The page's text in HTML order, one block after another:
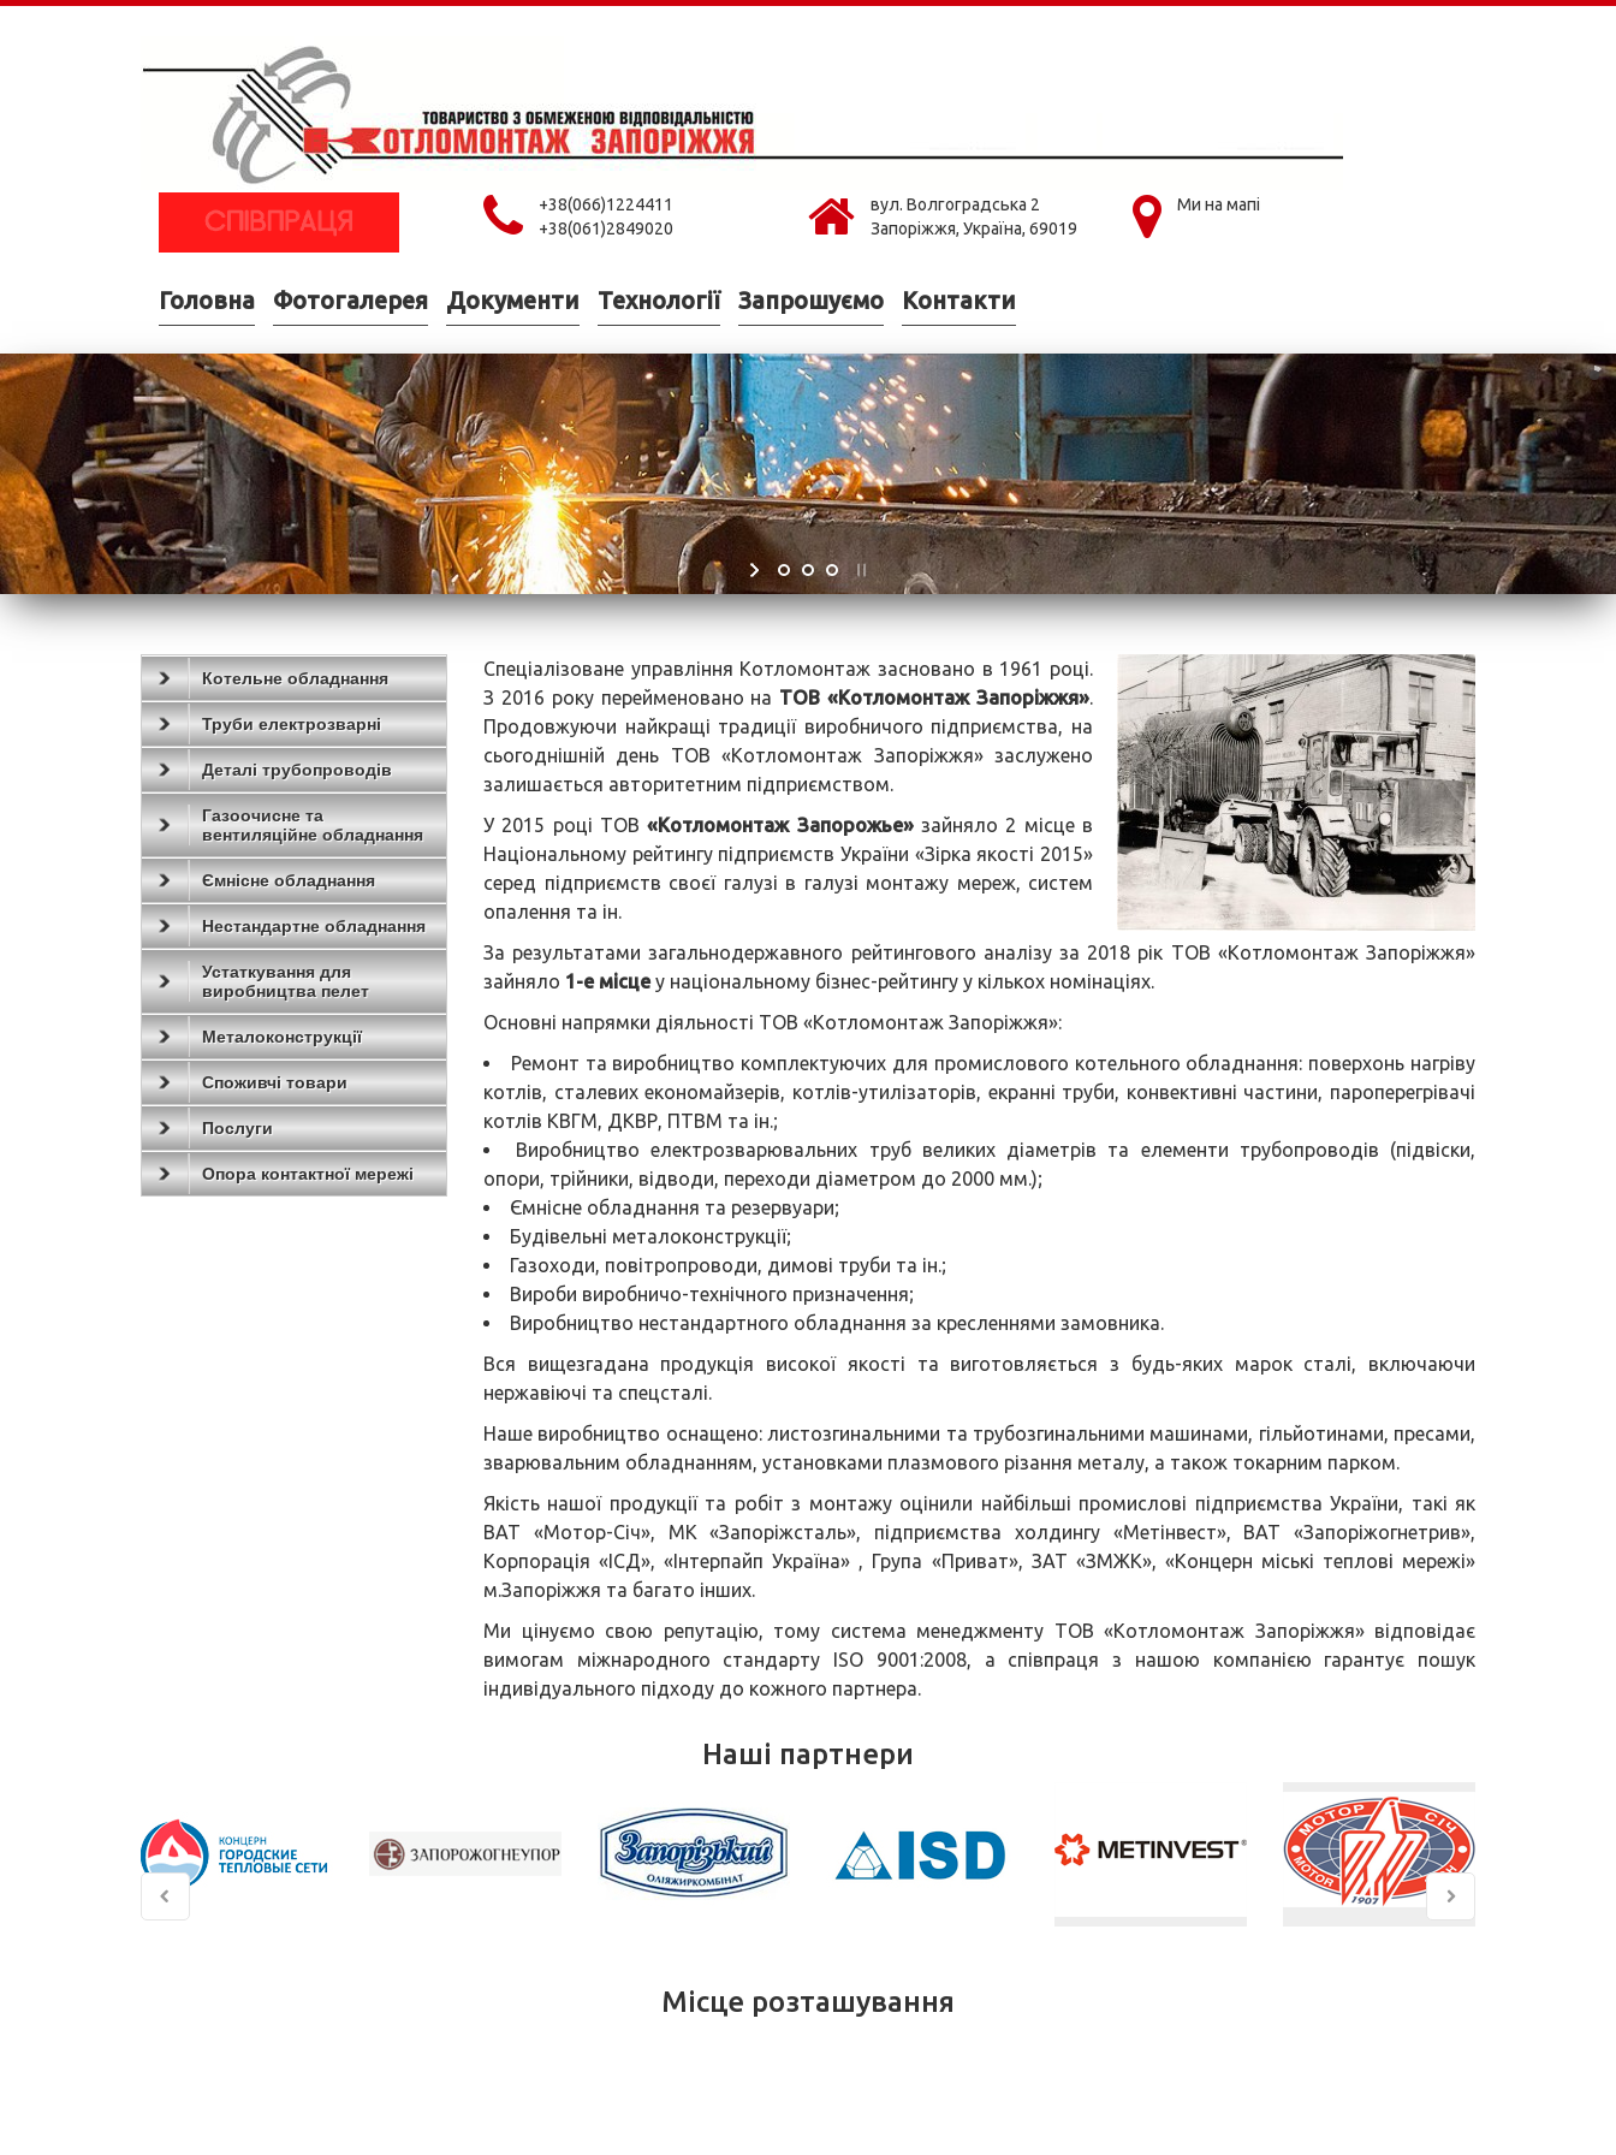
+38(066)1224411
+38(061)2849020
вул. Волгоградська 2
Запоріжжя, Україна, 69019
Ми на мапі
Головна Фотогалерея Документи Технології Запрошуємо Контакти
Котельне обладнання
Труби електрозварні
Деталі трубопроводів
Газоочисне та
вентиляційне обладнання
Ємнісне обладнання
Нестандартне обладнання
Устаткування для
виробництва пелет
Металоконструкції
Споживчі товари
Послуги
Опора контактної мережі
Спеціалізоване управління Котломонтаж засновано в 1961 році.
З 2016 року перейменовано на ТОВ «Котломонтаж Запоріжжя».
Продовжуючи найкращі традиції виробничого підприємства, на
сьогоднішній день ТОВ «Котломонтаж Запоріжжя» заслужено
залишається авторитетним підприємством.
У 2015 році ТОВ«Котломонтаж Запорожье»зайняло 2 місце в
Національному рейтингу підприємств України «Зірка якості 2015»
серед підприємств своєї галузі в галузі монтажу мереж, систем
опалення та ін.
За результатами загальнодержавного рейтингового аналізу за 2018 рік ТОВ «Котломонтаж Запоріжжя»
зайняло 1-е місцеу національному бізнес-рейтингу у кількох номінаціях.
Основні напрямки діяльності ТОВ «Котломонтаж Запоріжжя»:
Ремонт та виробництво комплектуючих для промислового котельного обладнання: поверхонь нагріву
котлів, сталевих економайзерів, котлів-утилізаторів, екранні труби, конвективні частини, пароперегрівачі
котлів КВГМ, ДКВР, ПТВМ та ін.;
Виробництво електрозварювальних труб великих діаметрів та елементи трубопроводів (підвіски,
опори, трійники, відводи, переходи діаметром до 2000 мм.);
Ємнісне обладнання та резервуари;
Будівельні металоконструкції;
Газоходи, повітропроводи, димові труби та ін.;
Вироби виробничо-технічного призначення;
Виробництво нестандартного обладнання за кресленнями замовника.
Вся вищезгадана продукція високої якості та виготовляється з будь-яких марок сталі, включаючи
нержавіючі та спецсталі.
Наше виробництво оснащено: листозгинальними та трубозгинальними машинами, гільйотинами, пресами,
зварювальним обладнанням, установками плазмового різання металу, а також токарним парком.
Якість нашої продукції та робіт з монтажу оцінили найбільші промислові підприємства України, такі як
ВАТ «Мотор-Січ», МК «Запоріжсталь», підприємства холдингу «Метінвест», ВАТ «Запоріжогнетрив»,
Корпорація «ІСД», «Інтерпайп Україна» , Група «Приват», ЗАТ «ЗМЖК», «Концерн міські теплові мережі»
м.Запоріжжя та багато інших.
Ми цінуємо свою репутацію, тому система менеджменту ТОВ «Котломонтаж Запоріжжя» відповідає
вимогам міжнародного стандарту ISO 9001:2008, а співпраця з нашою компанією гарантує пошук
індивідуального підходу до кожного партнера.
Наші партнери
Місце розташування